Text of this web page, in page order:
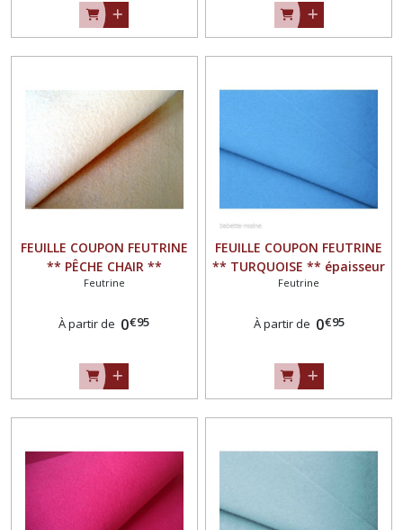
FEUILLE COUPON FEUTRINE
** PÊCHE CHAIR **
épaisseur 1,5 mm
Feutrine
À partir de 0€95
FEUILLE COUPON FEUTRINE
** TURQUOISE ** épaisseur
1,5 mm
Feutrine
À partir de 0€95